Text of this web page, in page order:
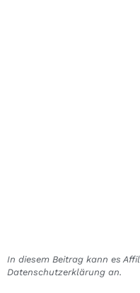
In diesem Beitrag kann es
Datenschutzerklärung an.